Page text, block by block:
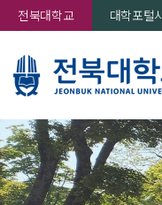
전북대학교 대학포털